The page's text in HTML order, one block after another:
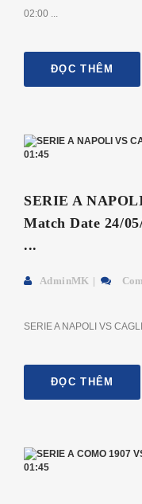
02:00 ...
ĐỌC THÊM
SERIE A
Match Date 24/
...
AdminMK
SERIE A NAPOLI VS
ĐỌC THÊM